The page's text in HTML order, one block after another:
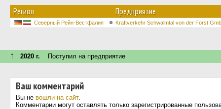
Регион Предприятие
Северный Рейн-Вестфалия Kraftverkehr Schwalmtal von der Forst
↑ 2020 г. Поступил на предприятие
Ваш комментарий
Вы не вошли на сайт.
Комментарии могут оставлять только зарегистрированные